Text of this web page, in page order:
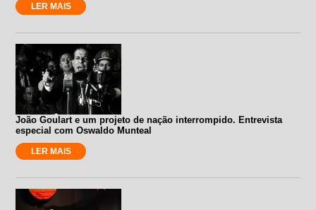
LER MAIS
João Goulart e um projeto de nação interrompido. Entrevista
especial com Oswaldo Munteal
LER MAIS